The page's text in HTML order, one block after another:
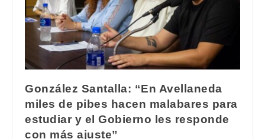
González Santalla: “En Avellaneda
miles de pibes hacen malabares para
estudiar y el Gobierno les responde
con más ajuste”